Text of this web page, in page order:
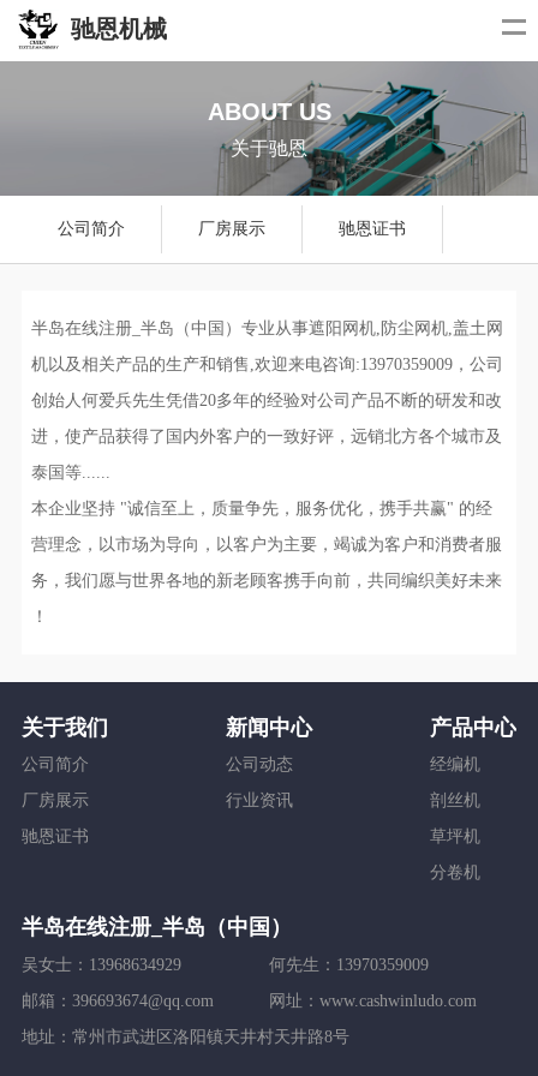
驰恩机械
ABOUT US
关于驰恩
公司简介 厂房展示 驰恩证书
半岛在线注册_半岛（中国）专业从事遮阳网机,防尘网机,盖土网
机以及相关产品的生产和销售,欢迎来电咨询:13970359009，公司
创始人何爱兵先生凭借20多年的经验对公司产品不断的研发和改
进，使产品获得了国内外客户的一致好评，远销北方各个城市及
泰国等......
本企业坚持 "诚信至上，质量争先，服务优化，携手共赢" 的经
营理念，以市场为导向，以客户为主要，竭诚为客户和消费者服
务，我们愿与世界各地的新老顾客携手向前，共同编织美好未来
！
关于我们
公司简介
厂房展示
驰恩证书
新闻中心
公司动态
行业资讯
产品中心
经编机
剖丝机
草坪机
分卷机
半岛在线注册_半岛（中国）
吴女士：13968634929
何先生：13970359009
邮箱：396693674@qq.com
网址：www.cashwinludo.com
地址：常州市武进区洛阳镇天井村天井路8号